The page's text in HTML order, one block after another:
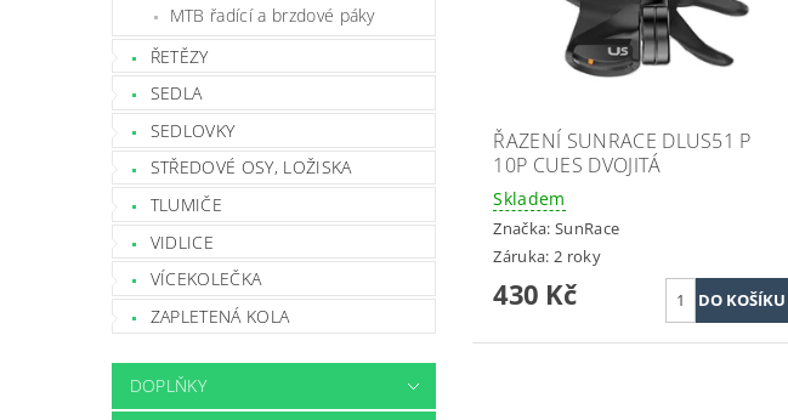
MTB řadící a brzdové páky
ŘETĚZY
SEDLA
SEDLOVKY
STŘEDOVÉ OSY, LOŽISKA
TLUMIČE
VIDLICE
VÍCEKOLEČKA
ZAPLETENÁ KOLA
DOPLŇKY
ŘAZENÍ SUNRACE DLUS51 P
10P CUES DVOJITÁ
Skladem
Značka: SunRace
Záruka: 2 roky
430 Kč